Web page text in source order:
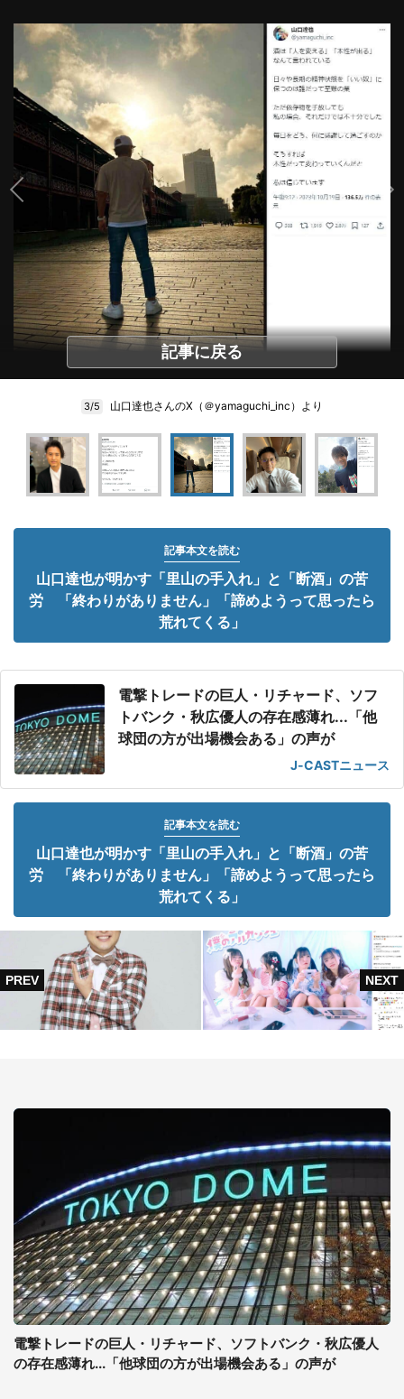
記事に戻る
3/5 山口達也さんのX（＠yamaguchi_inc）より
記事本文を読む
山口達也が明かす「里山の手入れ」と「断酒」の苦
労 「終わりがありません」「諦めようって思ったら
荒れてくる」
電撃トレードの巨人・リチャード、ソフ
トバンク・秋広優人の存在感薄れ...「他
球団の方が出場機会ある」の声が
J-CASTニュース
記事本文を読む
山口達也が明かす「里山の手入れ」と「断酒」の苦
労 「終わりがありません」「諦めようって思ったら
荒れてくる」
電撃トレードの巨人・リチャード、ソフトバンク・秋広優人
の存在感薄れ...「他球団の方が出場機会ある」の声が